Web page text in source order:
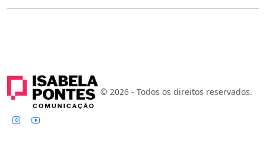
© 2026 - Todos os direitos reservados.